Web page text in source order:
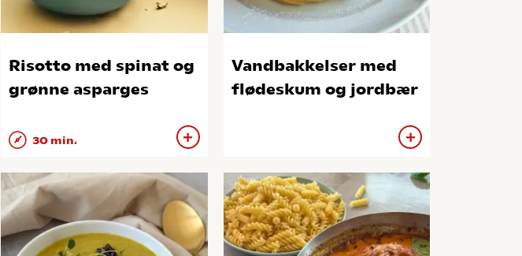
Risotto med spinat og
grønne asparges
30 min.
Vandbakkelser med
flødeskum og jordbær